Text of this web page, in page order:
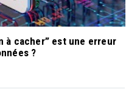
à cacher” est une erreur
?